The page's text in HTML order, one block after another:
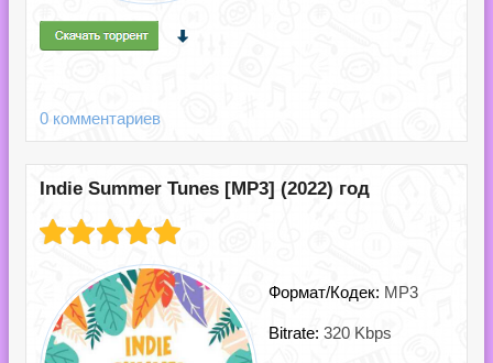
0 комментариев
Indie Summer Tunes [MP3] (2022) год
Формат/Кодек: MP3
Bitrate: 320 Kbps